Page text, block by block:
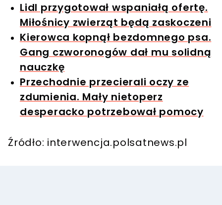
Lidl przygotował wspaniałą ofertę.
Miłośnicy zwierząt będą zaskoczeni
Kierowca kopnął bezdomnego psa.
Gang czworonogów dał mu solidną
nauczkę
Przechodnie przecierali oczy ze
zdumienia. Mały nietoperz
desperacko potrzebował pomocy
Źródło: interwencja.polsatnews.pl